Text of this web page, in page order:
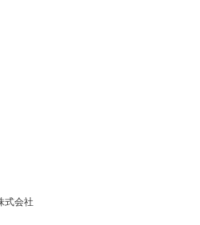
式会社